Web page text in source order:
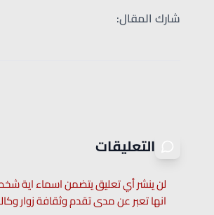
شارك المقال:
التعليقات
لن ينشر أي تعليق يتضمن اسماء اية
انها تعبر عن مدى تقدم وثقافة زوار